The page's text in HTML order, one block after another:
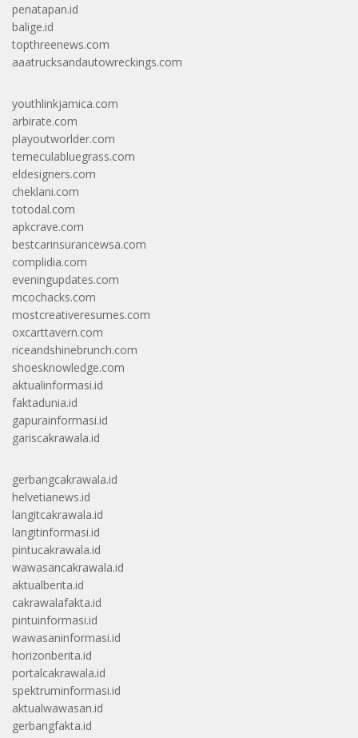
penatapan.id
balige.id
topthreenews.com
aaatrucksandautowreckings.com
youthlinkjamica.com
arbirate.com
playoutworlder.com
temeculabluegrass.com
eldesigners.com
cheklani.com
totodal.com
apkcrave.com
bestcarinsurancewsa.com
complidia.com
eveningupdates.com
mcochacks.com
mostcreativeresumes.com
oxcarttavern.com
riceandshinebrunch.com
shoesknowledge.com
aktualinformasi.id
faktadunia.id
gapurainformasi.id
gariscakrawala.id
gerbangcakrawala.id
helvetianews.id
langitcakrawala.id
langitinformasi.id
pintucakrawala.id
wawasancakrawala.id
aktualberita.id
cakrawalafakta.id
pintuinformasi.id
wawasaninformasi.id
horizonberita.id
portalcakrawala.id
spektruminformasi.id
aktualwawasan.id
gerbangfakta.id